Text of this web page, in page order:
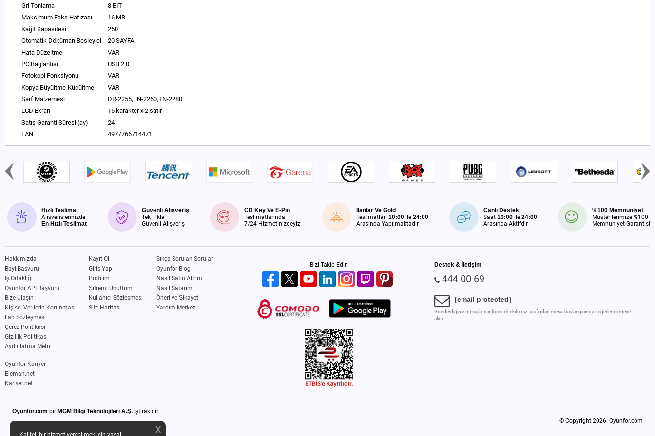
X
Kaliteli bir hizmet verebilmek için yasal
Gri Tonlama
8 BIT
Maksimum Faks Hafızası
16 MB
Kağıt Kapasitesi
250
Otomatik Döküman Besleyici
20 SAYFA
Hata Düzeltme
VAR
PC Baglantısı
USB 2.0
Fotokopi Fonksiyonu
VAR
Kopya Büyültme-Küçültme
VAR
Sarf Malzemesi
DR-2255,TN-2260,TN-2280
LCD Ekran
16 karakter x 2 satır
Satış Garanti Süresi (ay)
24
EAN
4977766714471
Hızlı Teslimat
Alışverişlerinizde
En Hızlı Teslimat
Güvenli Alışveriş
Tek Tıkla
Güvenli Alışveriş
CD Key Ve E-Pin
Teslimatlarında
7/24 Hizmetinizdeyiz.
İlanlar Ve Gold
Teslimatları10:00 ile24:00
Arasında Yapılmaktadır
Canlı Destek
Saat10:00 ile24:00
Arasında Aktifdir
%100 Memnuniyet
Müşterilerimize %100
Memnuniyet Garantisi
Hakkımızda
Bayi Başvuru
İş Ortaklığı
Oyunfor API Başvuru
Bize Ulaşın
Kişisel Verilerin Korunması
İlan Sözleşmesi
Çerez Politikası
Gizlilik Politikası
Aydınlatma Metni
Kayıt Ol
Giriş Yap
Profilim
Şifremi Unuttum
Kullanıcı Sözleşmesi
Site Haritası
Sıkça Sorulan Sorular
Oyunfor Blog
Nasıl Satın Alırım
Nasıl Satarım
Öneri ve Şikayet
Yardım Merkezi
Oyunfor Kariyer
Eleman.net
Kariyer.net
Bizi Takip Edin Destek & İletişim
444 00 69
[email protected]
Gönderdiğiniz mesajlar canlı destek ekibimiz tarafından mesai başlangıcında değerlendirmeye
alınır
Oyunfor.com bir MGM Bilgi Teknolojileri A.Ş. iştirakidir.
© Copyright 2026. Oyunfor.com